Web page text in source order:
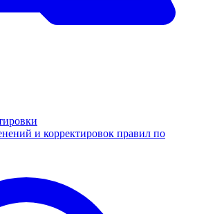
и корректировок правил по